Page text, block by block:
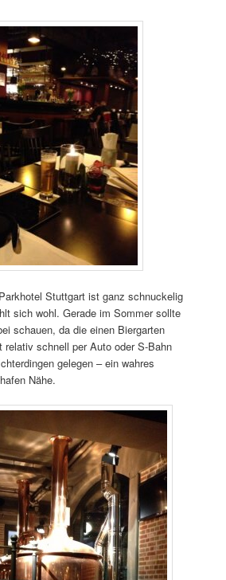
Stuttgart ist ganz schnuckelig
sich wohl. Gerade im Sommer sollte
schauen, da die einen Biergarten
relativ schnell per Auto oder S-Bahn
gelegen – ein wahres
Nähe.